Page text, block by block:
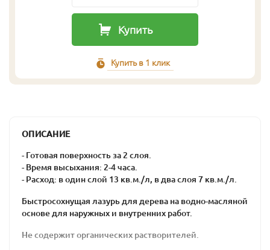
Купить
Купить в 1 клик
ОПИСАНИЕ
- Готовая поверхность за 2 слоя.
- Время высыхания: 2-4 часа.
- Расход: в один слой 13 кв.м./л, в два слоя 7 кв.м./л.
Быстросохнущая лазурь для дерева на водно-масляной
основе для наружных и внутренних работ.
Не содержит органических растворителей.